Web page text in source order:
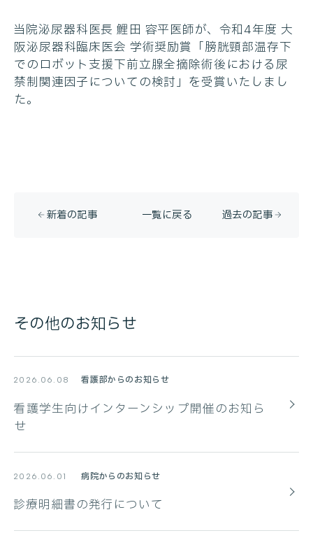
当院泌尿器科医長 鯉田 容平医師が、令和4年度 大
阪泌尿器科臨床医会 学術奨励賞「膀胱頸部温存下
でのロボット支援下前立腺全摘除術後における尿
禁制関連因子についての検討」を受賞いたしまし
た。
新着の記事 一覧に戻る 過去の記事
その他のお知らせ
2026.06.08 看護部からのお知らせ
看護学生向けインターンシップ開催のお知ら
せ
2026.06.01 病院からのお知らせ
診療明細書の発行について